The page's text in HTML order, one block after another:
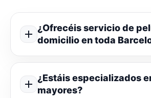
¿Ofrecéis servicio de
domicilio en toda
¿Estáis especializados
mayores?